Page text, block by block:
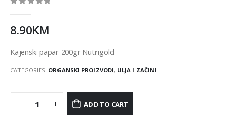
8.90KM
Kajenski papar 200gr Nutrigold
CATEGORIES: ORGANSKI PROIZVODI, ULJA I ZAČINI
ADD TO CART